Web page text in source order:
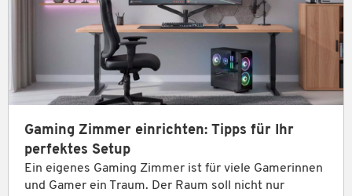
Gaming Zimmer einrichten: Tipps für Ihr
perfektes Setup
Ein eigenes Gaming Zimmer ist für viele Gamerinnen
und Gamer ein Traum. Der Raum soll nicht nur